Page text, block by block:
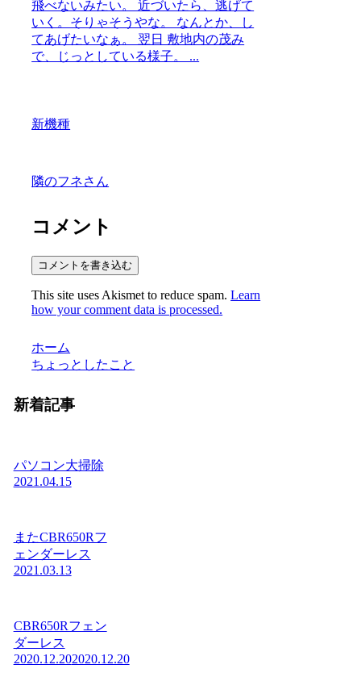
飛べないみたい。 近づいたら、逃げて
いく。そりゃそうやな。 なんとか、し
てあげたいなぁ。 翌日 敷地内の茂み
で、じっとしている様子。 ...
新機種
隣のフネさん
コメント
コメントを書き込む
This site uses Akismet to reduce spam.Learn
how your comment data is processed.
ホーム
ちょっとしたこと
新着記事
パソコン大掃除
2021.04.15
またCBR650Rフ
ェンダーレス
2021.03.13
CBR650Rフェン
ダーレス
2020.12.202020.12.20